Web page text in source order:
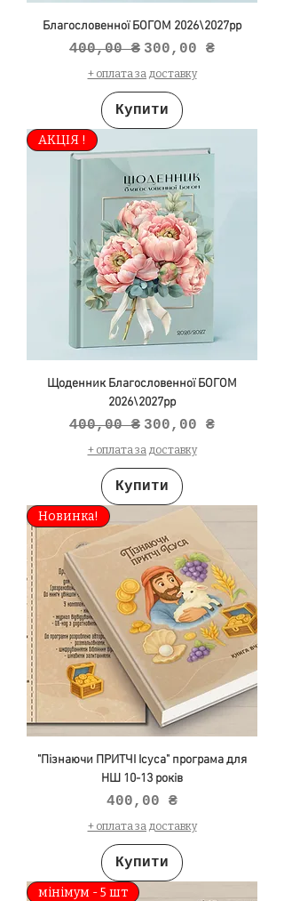
Благословенної БОГОМ 2026\2027рр
Звичайна ціна
400,00 ₴ За розпродажем
300,00 ₴
+ оплата за доставку
Купити
АКЦІЯ !
Щоденник Благословенної БОГОМ
2026\2027рр
Звичайна ціна
400,00 ₴ За розпродажем
300,00 ₴
+ оплата за доставку
Купити
Новинка!
"Пізнаючи ПРИТЧІ Ісуса" програма для
НШ 10-13 років
Ціна
400,00 ₴
+ оплата за доставку
Купити
мінімум - 5 шт